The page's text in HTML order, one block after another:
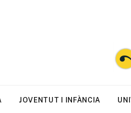
JOVENTUT I INFÀNCIA